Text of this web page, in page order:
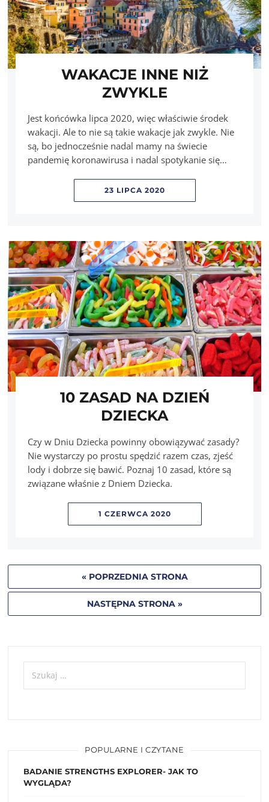
WAKACJE INNE NIŻ
ZWYKLE
Jest końcówka lipca 2020, więc właściwie środek
wakacji. Ale to nie są takie wakacje jak zwykle. Nie
są, bo jednocześnie nadal mamy na świecie
pandemię koronawirusa i nadal spotykanie się…
23 LIPCA 2020
10 ZASAD NA DZIEŃ
DZIECKA
Czy w Dniu Dziecka powinny obowiązywać zasady?
Nie wystarczy po prostu spędzić razem czas, zjeść
lody i dobrze się bawić. Poznaj 10 zasad, które są
związane właśnie z Dniem Dziecka.
1 CZERWCA 2020
« POPRZEDNIA STRONA
NASTĘPNA STRONA »
POPULARNE I CZYTANE
BADANIE STRENGTHS EXPLORER- JAK TO
WYGLĄDA?